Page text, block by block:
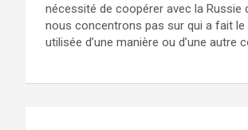
nécessité de coopérer avec la Russie
nous concentrons pas sur qui a fait le
utilisée d’une manière ou d’une